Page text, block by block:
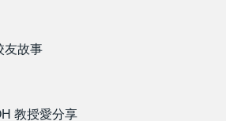
友故事
教授愛分享